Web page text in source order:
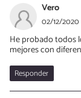
Vero
02/12/2020
He probado todos
mejores con
Responder